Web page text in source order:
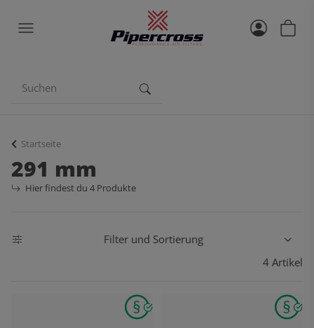
Startseite
291 mm
Hier findest du 4 Produkte
Filter und Sortierung
4 Artikel